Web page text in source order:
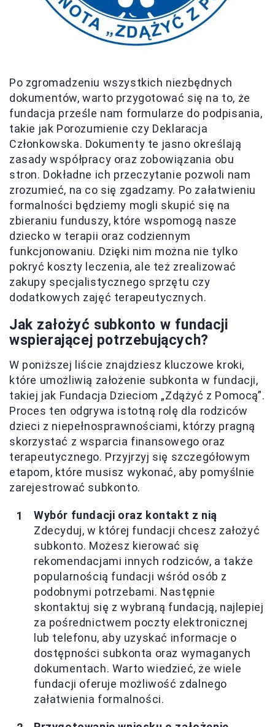
Po zgromadzeniu wszystkich niezbędnych
dokumentów, warto przygotować się na to, że
fundacja prześle nam formularze do podpisania,
takie jak Porozumienie czy Deklaracja
Członkowska. Dokumenty te jasno określają
zasady współpracy oraz zobowiązania obu
stron. Dokładne ich przeczytanie pozwoli nam
zrozumieć, na co się zgadzamy. Po załatwieniu
formalności będziemy mogli skupić się na
zbieraniu funduszy, które wspomogą nasze
dziecko w terapii oraz codziennym
funkcjonowaniu. Dzięki nim można nie tylko
pokryć koszty leczenia, ale też zrealizować
zakupy specjalistycznego sprzętu czy
dodatkowych zajęć terapeutycznych.
Jak założyć subkonto w fundacji
wspierającej potrzebujących?
W poniższej liście znajdziesz kluczowe kroki,
które umożliwią założenie subkonta w fundacji,
takiej jak Fundacja Dzieciom „Zdążyć z Pomocą”.
Proces ten odgrywa istotną rolę dla rodziców
dzieci z niepełnosprawnościami, którzy pragną
skorzystać z wsparcia finansowego oraz
terapeutycznego. Przyjrzyj się szczegółowym
etapom, które musisz wykonać, aby pomyślnie
zarejestrować subkonto.
Wybór fundacji oraz kontakt z nią
Zdecyduj, w której fundacji chcesz założyć
subkonto. Możesz kierować się
rekomendacjami innych rodziców, a także
popularnością fundacji wśród osób z
podobnymi potrzebami. Następnie
skontaktuj się z wybraną fundacją, najlepiej
za pośrednictwem poczty elektronicznej
lub telefonu, aby uzyskać informacje o
dostępności subkonta oraz wymaganych
dokumentach. Warto wiedzieć, że wiele
fundacji oferuje możliwość zdalnego
załatwienia formalności.